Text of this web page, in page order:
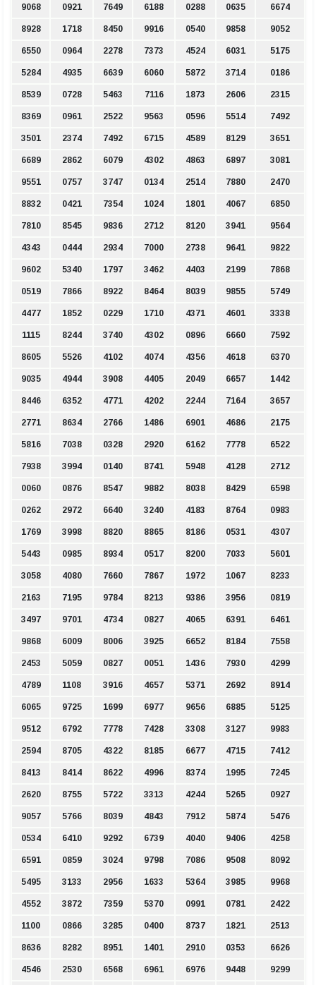
9068 0921 7649 6188 0288 0635 6674
8928 1718 8450 9916 0540 9858 9052
6550 0964 2278 7373 4524 6031 5175
5284 4935 6639 6060 5872 3714 0186
8539 0728 5463 7116 1873 2606 2315
8369 0961 2522 9563 0596 5514 7492
3501 2374 7492 6715 4589 8129 3651
6689 2862 6079 4302 4863 6897 3081
9551 0757 3747 0134 2514 7880 2470
8832 0421 7354 1024 1801 4067 6850
7810 8545 9836 2712 8120 3941 9564
4343 0444 2934 7000 2738 9641 9822
9602 5340 1797 3462 4403 2199 7868
0519 7866 8922 8464 8039 9855 5749
4477 1852 0229 1710 4371 4601 3338
1115 8244 3740 4302 0896 6660 7592
8605 5526 4102 4074 4356 4618 6370
9035 4944 3908 4405 2049 6657 1442
8446 6352 4771 4202 2244 7164 3657
2771 8634 2766 1486 6901 4686 2175
5816 7038 0328 2920 6162 7778 6522
7938 3994 0140 8741 5948 4128 2712
0060 0876 8547 9882 8038 8429 6598
0262 2972 6640 3240 4183 8764 0983
1769 3998 8820 8865 8186 0531 4307
5443 0985 8934 0517 8200 7033 5601
3058 4080 7660 7867 1972 1067 8233
2163 7195 9784 8213 9386 3956 0819
3497 9701 4734 0827 4065 6391 6461
9868 6009 8006 3925 6652 8184 7558
2453 5059 0827 0051 1436 7930 4299
4789 1108 3916 4657 5371 2692 8914
6065 9725 1699 6977 9656 6885 5125
9512 6792 7778 7428 3308 3127 9983
2594 8705 4322 8185 6677 4715 7412
8413 8414 8622 4996 8374 1995 7245
2620 8755 5722 3313 4244 5265 0927
9057 5766 8039 4843 7912 5874 5476
0534 6410 9292 6739 4040 9406 4258
6591 0859 3024 9798 7086 9508 8092
5495 3133 2956 1633 5364 3985 9968
4552 3872 7359 5370 0991 0781 2422
1100 0866 3285 0400 8737 1821 2513
8636 8282 8951 1401 2910 0353 6626
4546 2530 6568 6961 6976 9448 9299